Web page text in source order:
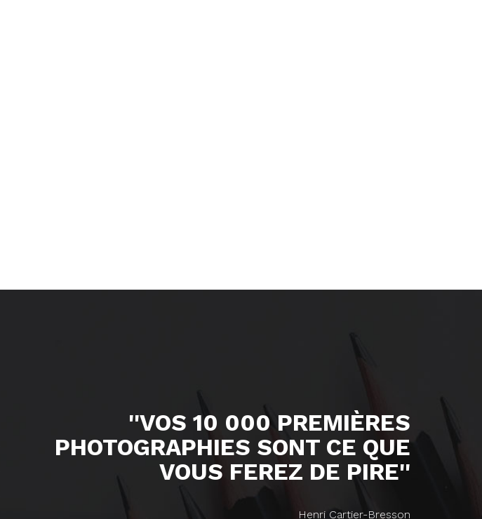
''VOS 10 000 PREMIÈRES
PHOTOGRAPHIES SONT CE QUE
VOUS FEREZ DE PIRE''
Henri Cartier-Bresson